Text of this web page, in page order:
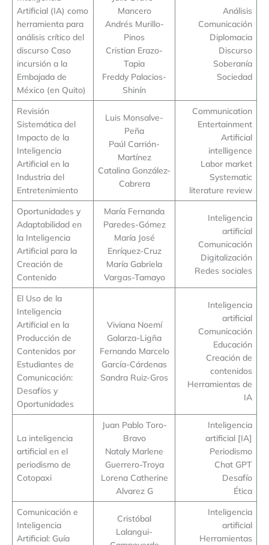
Artificial (IA) como
herramienta para
análisis crítico del
discurso Caso
incursión a la
Embajada de
México (en Quito)
Mancero
Andrés Murillo-
Pinos
Cristian Erazo-
Tapia
Freddy Palacios-
Shinín
Análisis
Comunicación
Diplomacia
Discurso
Soberanía
Sociedad
Revisión
Sistemática del
Impacto de la
Inteligencia
Artificial en la
Industria del
Entretenimiento
Luis Monsalve-
Peña
Paúl Carrión-
Martínez
Catalina González-
Cabrera
Communication
Entertainment
Artificial
intelligence
Labor market
Systematic
literature review
Oportunidades y
Adaptabilidad en
la Inteligencia
Artificial para la
Creación de
Contenido
María Fernanda
Paredes-Gómez
María José
Enríquez-Cruz
María Gabriela
Vargas-Tamayo
Inteligencia
artificial
Comunicación
Digitalización
Redes sociales
El Uso de la
Inteligencia
Artificial en la
Producción de
Contenidos por
Estudiantes de
Comunicación:
Desafíos y
Oportunidades
Viviana Noemí
Galarza-Ligña
Fernando Marcelo
García-Cárdenas
Sandra Ruiz-Gros
Inteligencia
artificial
Comunicación
Educación
Creación de
contenidos
Herramientas de
IA
La inteligencia
artificial en el
periodismo de
Cotopaxi
Juan Pablo Toro-
Bravo
Nataly Marlene
Guerrero-Troya
Lorena Catherine
Alvarez G
Inteligencia
artificial [IA]
Periodismo
Chat GPT
Desafío
Ética
Comunicación e
Inteligencia
Artificial: Guía
Cristóbal
Lalangui-
Inteligencia
artificial
Herramientas